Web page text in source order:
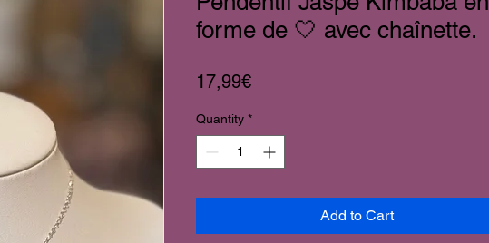
forme de 🤍 avec chaînette.
17,99€Price
Quantity *
Add to Cart